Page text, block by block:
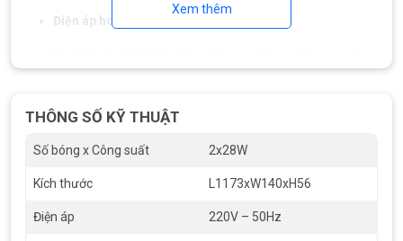
Điện áp hoạt động:
56 mm
Chất liệu thân máng:
giác
Tiêu chuẩn:
Bảo hành:
Xem thêm
THÔNG SỐ KỸ THUẬT
Số bóng x Công suất 2x28W
Kích thước L1173xW140xH56
Điện áp 220V – 50Hz